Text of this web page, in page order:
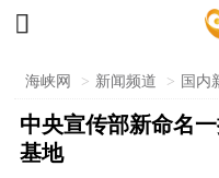

海峡网 > 新闻频道 > 国内
中央宣传部新命名
基地